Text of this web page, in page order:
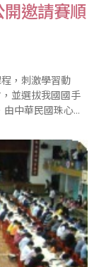
邀請賽順
，刺激學習動
並選拔我國國手
中華民國珠心算
期日）假台北縣